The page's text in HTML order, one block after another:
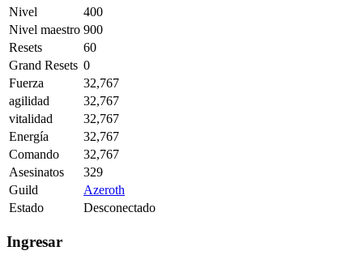
Nivel
400
Nivel maestro 900
Resets
60
Grand Resets 0
Fuerza
32,767
agilidad
32,767
vitalidad
32,767
Energía
32,767
Comando
32,767
Asesinatos
329
Guild
Azeroth
Estado
Desconectado
Ingresar